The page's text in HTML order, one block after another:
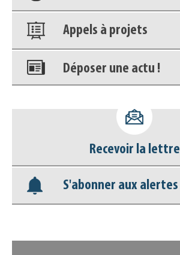
Appels à projets
Déposer une actu !
déconnecter)
Base documentaire
Nos veilles Scoop.it
Recevoir la lettre
S'abonner aux alertes